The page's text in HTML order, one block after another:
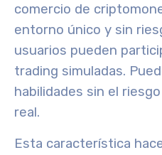
comercio de
entorno único y sin
usuarios pueden
trading simuladas.
habilidades sin el
real.
Esta característica